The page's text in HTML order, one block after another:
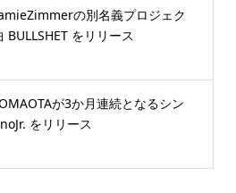
の別名義プロジェク
BULLSHET をリリース
が3か月連続となるシン
をリリース